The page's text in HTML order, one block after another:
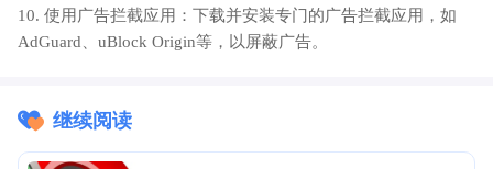
10. 使用广告拦截应用：下载并安装专门的广告拦截应用，如
AdGuard、uBlock Origin等，以屏蔽广告。
继续阅读